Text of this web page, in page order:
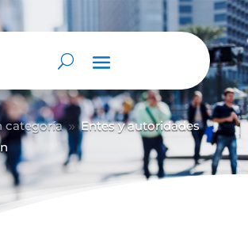
categoría 9 Entes y autoridades